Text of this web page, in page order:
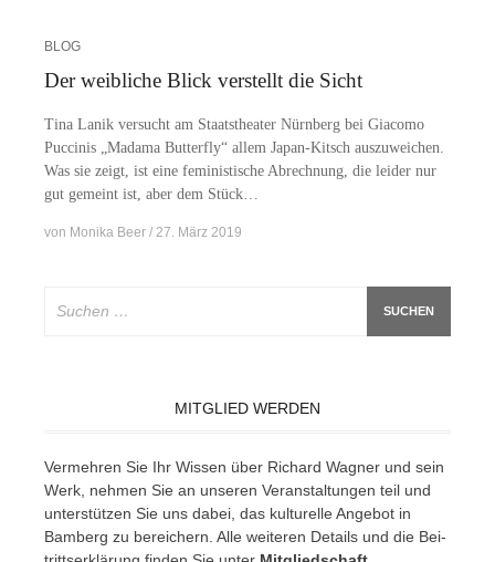
BLOG
Der weibliche Blick verstellt die Sicht
Tina La­nik ver­sucht am Staats­thea­ter Nürn­berg bei Gi­a­co­mo
Puc­ci­nis „Ma­dama But­ter­fly“ al­lem Ja­­pan-Kitsch aus­zu­wei­chen.
Was sie zeigt, ist eine fe­mi­nis­ti­sche Ab­rech­nung, die lei­der nur
gut ge­meint ist, aber dem Stück…
von Monika Beer 27. März 2019
nach:
MITGLIED WERDEN
Ver­meh­ren Sie Ihr Wis­sen über Ri­chard Wag­ner und sein
Werk, neh­men Sie an un­se­ren Ver­an­stal­tun­gen teil und
un­ter­stüt­zen Sie uns da­bei, das kul­tu­rel­le An­ge­bot in
Bam­berg zu be­rei­chern. Alle wei­te­ren De­tails und die Bei­